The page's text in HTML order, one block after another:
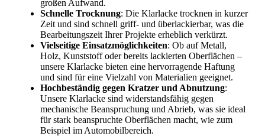
großen Aufwand.
Schnelle Trocknung: Die Klarlacke trocknen in kurzer
Zeit und sind schnell griff- und überlackierbar, was die
Bearbeitungszeit Ihrer Projekte erheblich verkürzt.
Vielseitige Einsatzmöglichkeiten: Ob auf Metall,
Holz, Kunststoff oder bereits lackierten Oberflächen –
unsere Klarlacke bieten eine hervorragende Haftung
und sind für eine Vielzahl von Materialien geeignet.
Hochbeständig gegen Kratzer und Abnutzung:
Unsere Klarlacke sind widerstandsfähig gegen
mechanische Beanspruchung und Abrieb, was sie ideal
für stark beanspruchte Oberflächen macht, wie zum
Beispiel im Automobilbereich.